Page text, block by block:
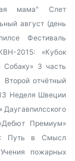
мама"
Слет
август (день
Фестиваль
2015: «Кубок
3 часть
Второй отчётный
Неделя Швеции
Даугавпилсского
Премиум»
Путь в Смысл
Учения пожарных